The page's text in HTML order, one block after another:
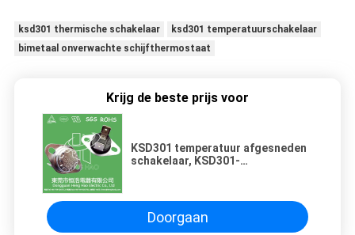
ksd301 thermische schakelaar
ksd301 temperatuurschakelaar
bimetaal onverwachte schijfthermostaat
Krijg de beste prijs voor
KSD301 temperatuur afgesneden
schakelaar, KSD301-
Doorgaan